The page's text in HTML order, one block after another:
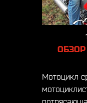
ОБЗОР
Мотоцикл